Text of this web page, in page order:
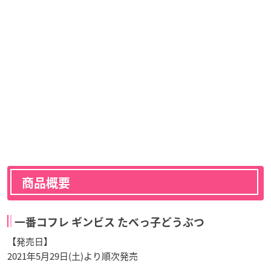
商品概要
一番コフレ ギンビス たべっ子どうぶつ
【発売日】
2021年5月29日(土)より順次発売